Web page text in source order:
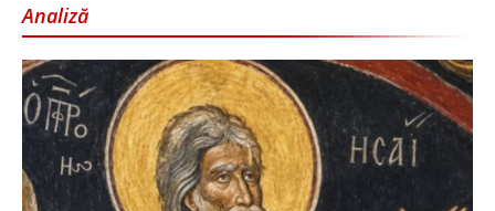
Analiză